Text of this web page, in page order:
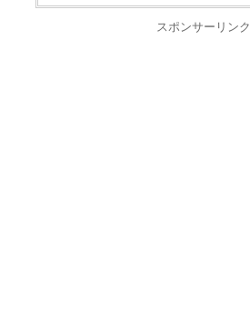
スポンサーリンク